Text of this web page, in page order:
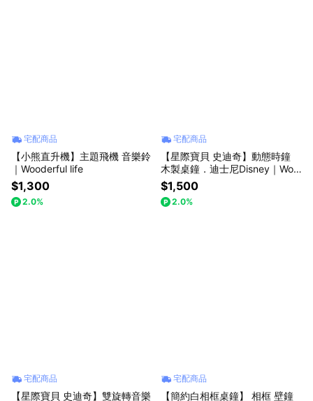
宅配商品
【小熊直升機】主題飛機 音樂鈴
｜Wooderful life
$1,300
2.0%
宅配商品
【星際寶貝 史迪奇】動態時鐘
木製桌鐘．迪士尼Disney｜Woo
derful life
$1,500
2.0%
宅配商品
【星際寶貝 史迪奇】雙旋轉音樂
宅配商品
【簡約白相框桌鐘】 相框 壁鐘